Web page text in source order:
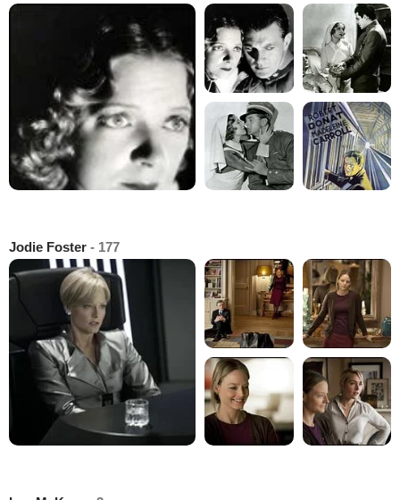
Jodie Foster - 177